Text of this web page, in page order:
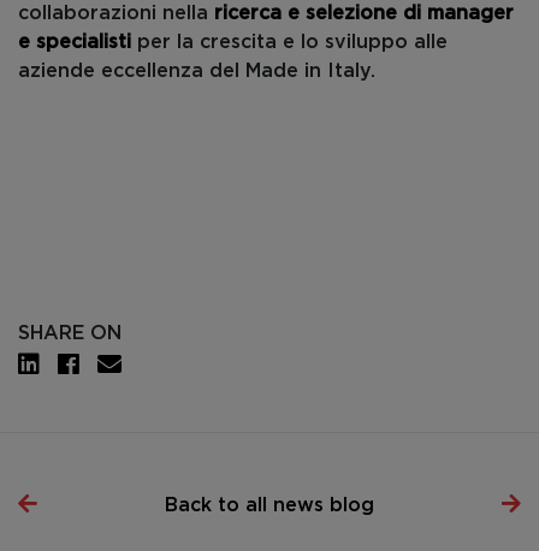
collaborazioni nella ricerca e selezione di manager
e specialisti per la crescita e lo sviluppo alle
aziende eccellenza del Made in Italy.
SHARE ON
Back to all news blog